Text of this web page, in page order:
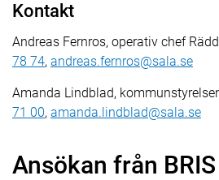
Kontakt
Andreas Fernros, operativ chef
78 74, andreas.fernros@sala.se
Amanda Lindblad,
71 00, amanda.lindblad@sala.se
Ansökan från